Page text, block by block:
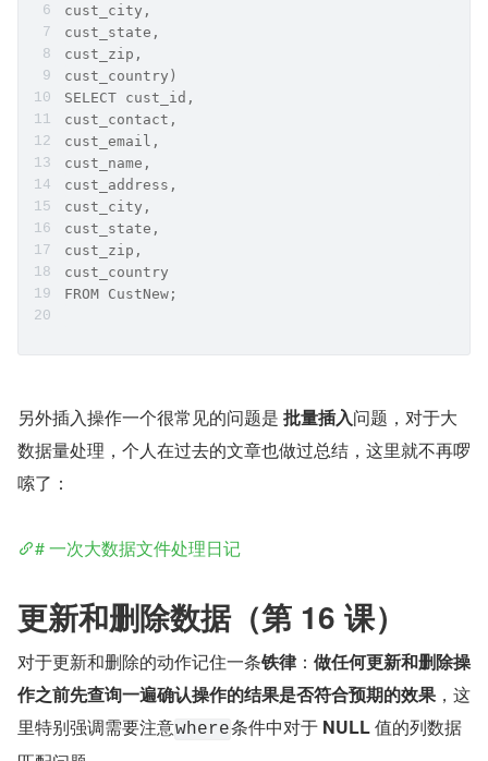
cust_city,
cust_state,
cust_zip,
cust_country)
SELECT cust_id,
cust_contact,
cust_email,
cust_name,
cust_address,
cust_city,
cust_state,
cust_zip,
cust_country
FROM CustNew;
另外插入操作一个很常见的问题是 批量插入问题，对于大
数据量处理，个人在过去的文章也做过总结，这里就不再啰
嗦了：
# 一次大数据文件处理日记
更新和删除数据（第 16 课）
对于更新和删除的动作记住一条铁律： 做任何更新和删除操
作之前先查询一遍确认操作的结果是否符合预期的效果 ，这
里特别强调需要注意where条件中对于 NULL 值的列数据